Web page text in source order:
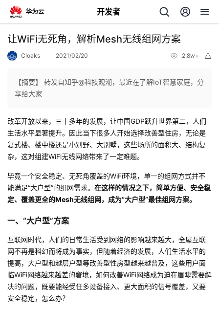
开发者
返
个
人
页
我
开
者
我
的
我
让WiFi无死角，解析Mesh无线组网方案
Cloaks 2021/02/20 2.8w+
【摘要】 转发自知乎@科技观潮，最近在了解IoT智慧家庭，分
享给大家
改革开放以来，三十多年的发展，让中国GDP跃升世界第二，人们
生活水平显著提升。因此当下很多人开始选择改善型住房，无论是
复式楼、楼中楼还是小别野、大别墅，这些场所的面积大、结构复
杂，这对组建WiFi无线网络带来了一定难题。
毕竟一个安全稳定、无死角覆盖的WiFi环境，单一的组网方式并不
能满足“大户型”的组网需求。 在这样的情况之下，简单方便、安全稳
定、覆盖更全的Mesh无线组网，成为“大户型”最佳组网方案。
一、“大户型”方案
互联网时代，人们的日常生活受到网络的影响越来越大，全屋互联
网不再是科幻而将成为事实，但随着经济的发展，人们生活水平的
提高，大户型和越层户型等改善型性房型越来越普及，这些用户面
临WiFi网络越来越差的窘境，如何改善WiFi网络成为迫在眉睫需要解
决的问题，既要能经受住多设备接入、更大面积的信号覆盖，又要
安全稳定，怎么办？